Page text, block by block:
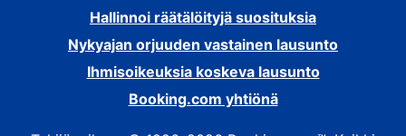
Hallinnoi räätälöityjä suosituksia
Nykyajan orjuuden vastainen lausunto
Ihmisoikeuksia koskeva lausunto
Booking.com yhtiönä